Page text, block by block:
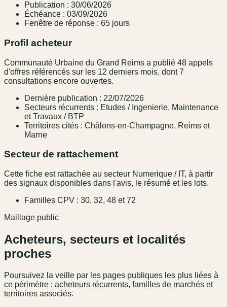
Publication : 30/06/2026
Échéance : 03/09/2026
Fenêtre de réponse : 65 jours
Profil acheteur
Communauté Urbaine du Grand Reims a publié 48 appels
d'offres référencés sur les 12 derniers mois, dont 7
consultations encore ouvertes.
Dernière publication : 22/07/2026
Secteurs récurrents : Etudes / Ingenierie, Maintenance
et Travaux / BTP
Territoires cités : Châlons-en-Champagne, Reims et
Marne
Secteur de rattachement
Cette fiche est rattachée au secteur Numerique / IT, à partir
des signaux disponibles dans l'avis, le résumé et les lots.
Familles CPV : 30, 32, 48 et 72
Maillage public
Acheteurs, secteurs et localités
proches
Poursuivez la veille par les pages publiques les plus liées à
ce périmètre : acheteurs récurrents, familles de marchés et
territoires associés.